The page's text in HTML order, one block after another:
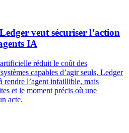
veut sécuriser l’action
IA
réduit le coût des
capables d’agir seuls, Ledger
rendre l’agent infaillible, mais
et le moment précis où une
acte.